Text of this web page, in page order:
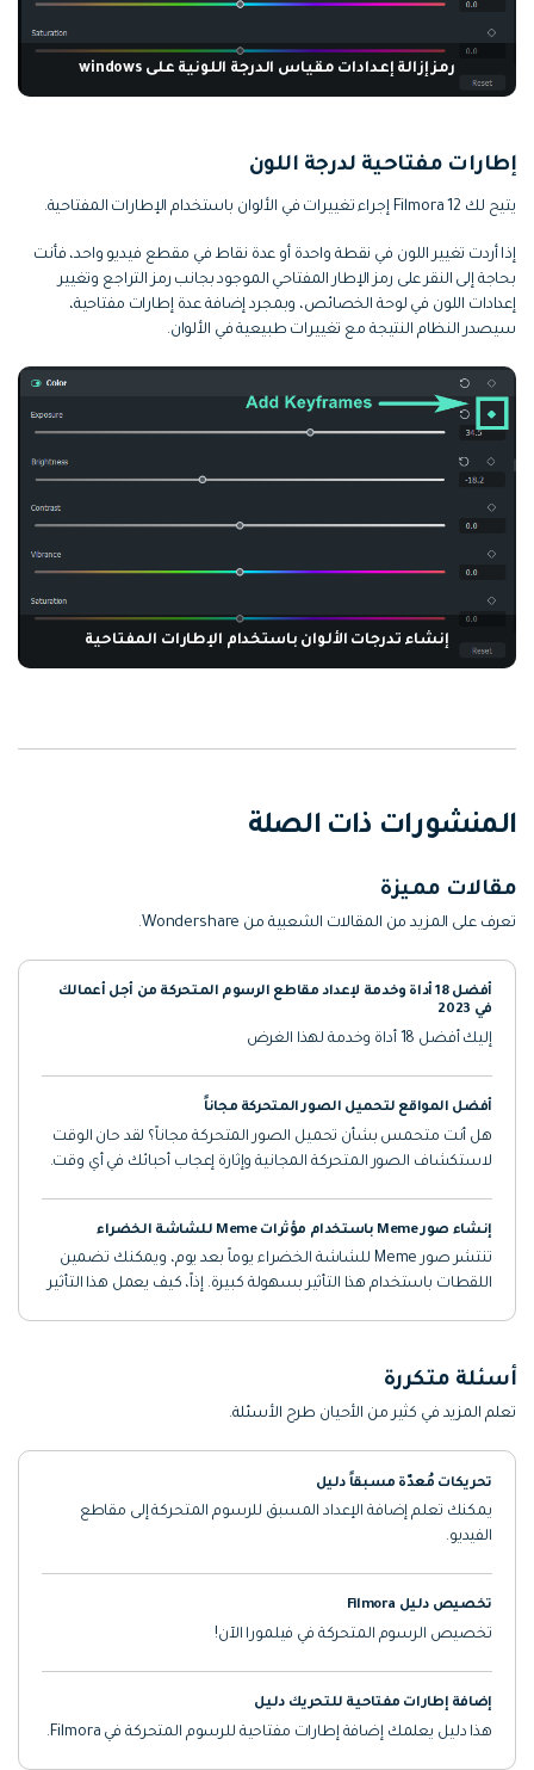
رمز إزالة إعدادات مقياس الدرجة اللونية على windows
إطارات مفتاحية لدرجة اللون
يتيح لك Filmora 12 إجراء تغييرات في الألوان باستخدام الإطارات المفتاحية.
إذا أردت تغيير اللون في نقطة واحدة أو عدة نقاط في مقطع فيديو واحد، فأنت
بحاجة إلى النقر على رمز الإطار المفتاحي الموجود بجانب رمز التراجع وتغيير
إعدادات اللون في لوحة الخصائص، وبمجرد إضافة عدة إطارات مفتاحية،
سيصدر النظام النتيجة مع تغييرات طبيعية في الألوان.
إنشاء تدرجات الألوان باستخدام الإطارات المفتاحية
المنشورات ذات الصلة
مقالات مميزة
تعرف على المزيد من المقالات الشعبية من Wondershare.
أفضل 18 أداة وخدمة لإعداد مقاطع الرسوم المتحركة من أجل أعمالك
في 2023
إليك أفضل 18 أداة وخدمة لهذا الغرض
أفضل المواقع لتحميل الصور المتحركة مجاناً
هل أنت متحمس بشأن تحميل الصور المتحركة مجاناً؟ لقد حان الوقت
لاستكشاف الصور المتحركة المجانية وإثارة إعجاب أحبائك في أي وقت.
إنشاء صور Meme باستخدام مؤثرات Meme للشاشة الخضراء
تنتشر صور Meme للشاشة الخضراء يوماً بعد يوم، ويمكنك تضمين
اللقطات باستخدام هذا التأثير بسهولة كبيرة. إذاً، كيف يعمل هذا التأثير
أسئلة متكررة
تعلم المزيد في كثير من الأحيان طرح الأسئلة.
تحريكات مُعدّة مسبقاً دليل
يمكنك تعلم إضافة الإعداد المسبق للرسوم المتحركة إلى مقاطع
الفيديو.
تخصيص دليل Filmora
تخصيص الرسوم المتحركة في فيلمورا الآن!
إضافة إطارات مفتاحية للتحريك دليل
هذا دليل يعلمك إضافة إطارات مفتاحية للرسوم المتحركة في Filmora.